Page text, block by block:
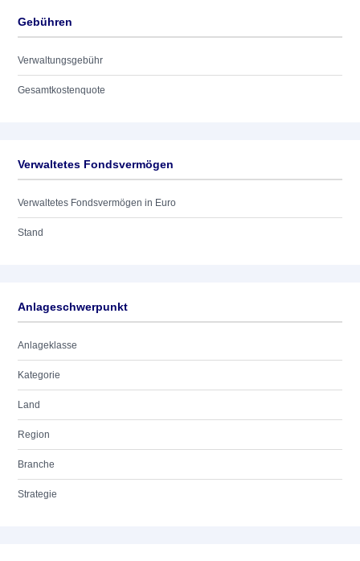
Gebühren
Verwaltungsgebühr
Gesamtkostenquote
Verwaltetes Fondsvermögen
Verwaltetes Fondsvermögen in Euro
Stand
Anlageschwerpunkt
Anlageklasse
Kategorie
Land
Region
Branche
Strategie